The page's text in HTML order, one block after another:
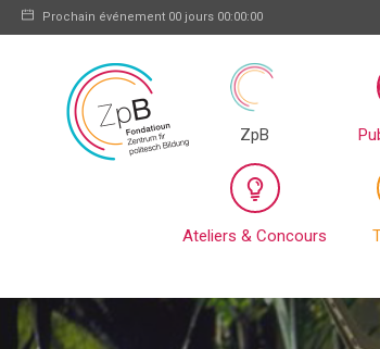
Prochain événement 00 jours 00:00:00
ZpB
Ateliers & Concours